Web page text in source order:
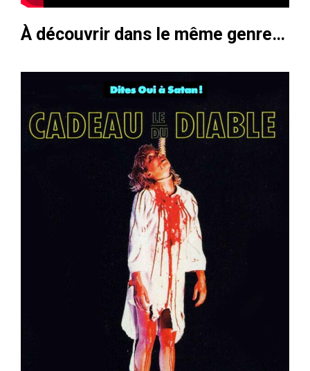
À découvrir dans le même genre…